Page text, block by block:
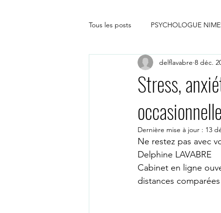
Tous les posts PSYCHOLOGUE
psychologue bordeaux
Thérapie en ligne
PSYCHOLOGUE PARIS 15
Stress,
delflavabre 8 déc.
Dernière mise à jour : 13
Ne restez pas avec
Delphine LAVABRE
Cabinet en ligne
distances